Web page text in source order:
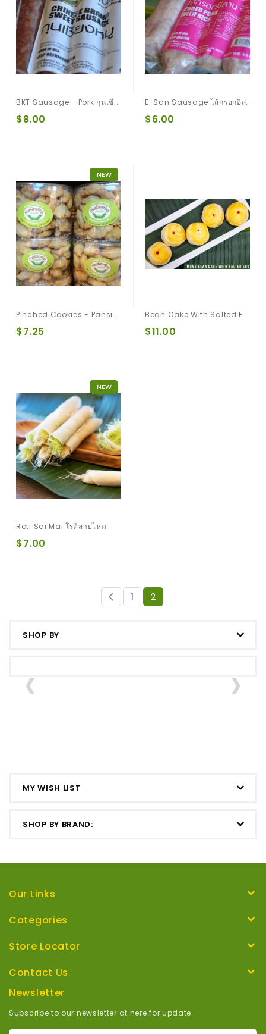
BKT Sausage - Pork กุนเชียงหมู
$8.00
E-San Sausage ไส้กรอกอีสาน
$6.00
NEW
Pinched Cookies - Pansib ปั้นสิบ/ปั้นขลิบ
$7.25
Bean Cake With Salted Egg 6 Pcs. ขนมเปี๊ยะถั่วไข่เค็ม
$11.00
NEW
Roti Sai Mai โรตีสายไหม
$7.00
Page
Page
Previous
Page
1
You're
2
SHOP BY
‹ ›
MY WISH LIST
SHOP BY BRAND:
Our Links
Categories
Store Locator
Contact Us
Newsletter
Subscribe to our newsletter at here for update.